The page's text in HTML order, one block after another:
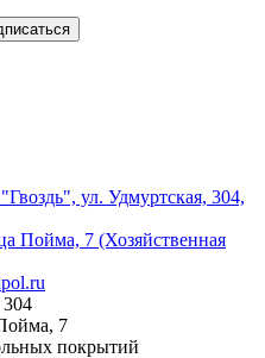
ул. Удмуртская, 304,
Пойма, 7 (Хозяйственная
7
покрытий